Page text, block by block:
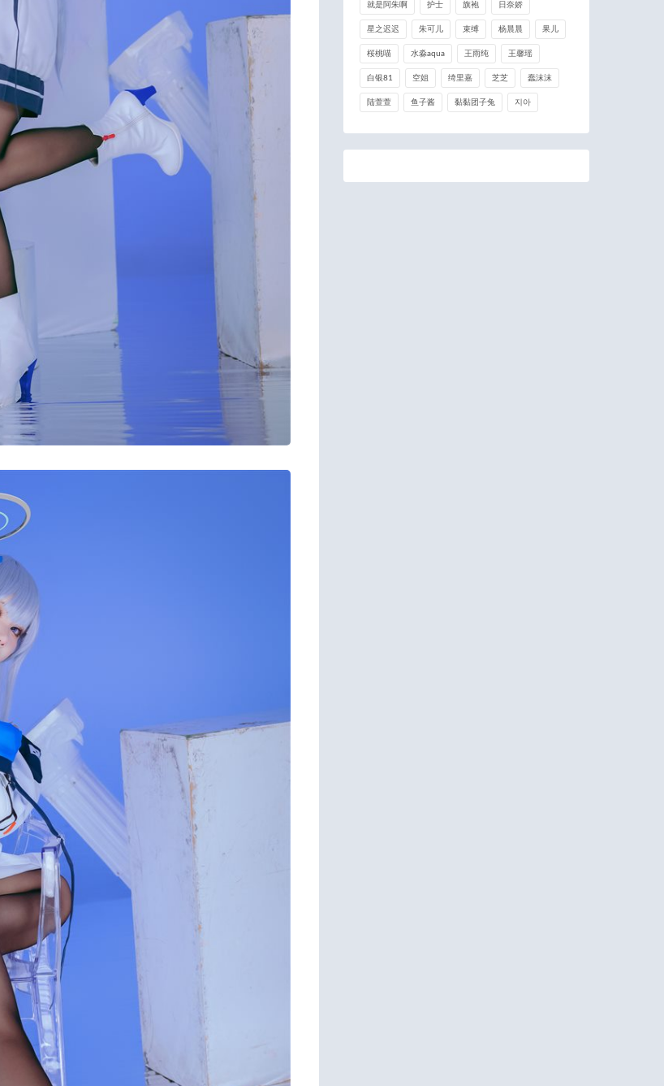
就是阿朱啊 护士 旗袍 日奈娇
星之迟迟 朱可儿 束缚 杨晨晨 果儿
桜桃喵 水淼aqua 王雨纯 王馨瑶
白银81 空姐 绮里嘉 芝芝 蠢沫沫
陆萱萱 鱼子酱 黏黏团子兔 지아